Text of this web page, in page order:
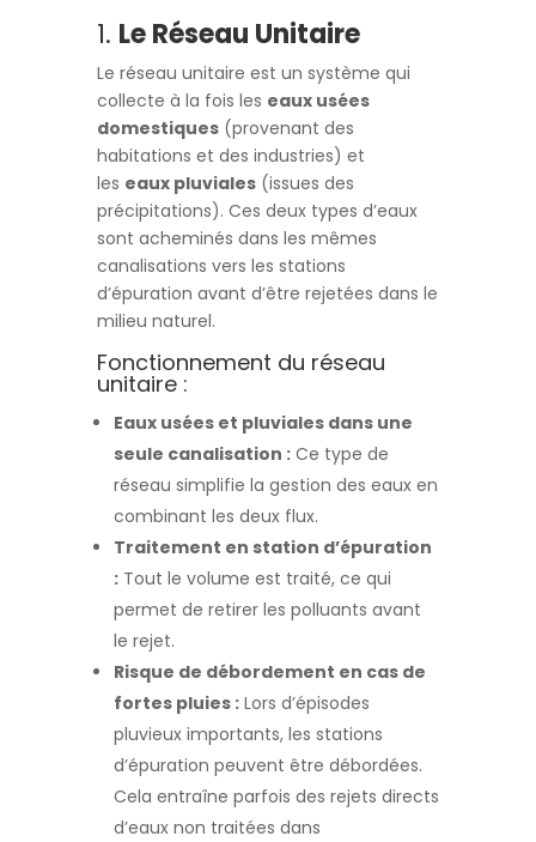
1. Le Réseau Unitaire
Le réseau unitaire est un système qui
collecte à la fois les eaux usées
domestiques (provenant des
habitations et des industries) et
les eaux pluviales (issues des
précipitations). Ces deux types d’eaux
sont acheminés dans les mêmes
canalisations vers les stations
d’épuration avant d’être rejetées dans le
milieu naturel.
Fonctionnement du réseau
unitaire :
Eaux usées et pluviales dans une
seule canalisation : Ce type de
réseau simplifie la gestion des eaux en
combinant les deux flux.
Traitement en station d’épuration
: Tout le volume est traité, ce qui
permet de retirer les polluants avant
le rejet.
Risque de débordement en cas de
fortes pluies : Lors d’épisodes
pluvieux importants, les stations
d’épuration peuvent être débordées.
Cela entraîne parfois des rejets directs
d’eaux non traitées dans